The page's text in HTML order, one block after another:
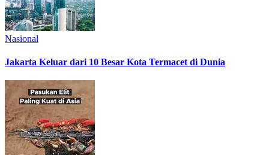
Nasional
Jakarta Keluar dari 10 Besar Kota Termacet di Dunia